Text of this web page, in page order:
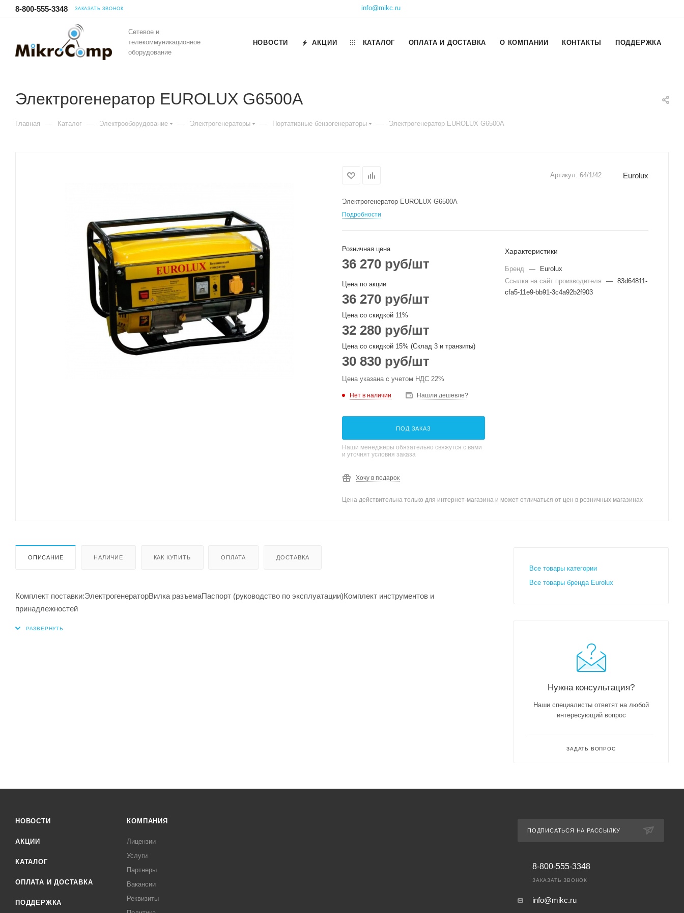
8-800-555-3348 ЗАКАЗАТЬ ЗВОНОК info@mikc.ru
Сетевое и
телекоммуникационное
оборудование
НОВОСТИ АКЦИИ КАТАЛОГ ОПЛАТА И ДОСТАВКА О КОМПАНИИ КОНТАКТЫ ПОДДЕРЖКА
Электрогенератор EUROLUX G6500A
Главная — Каталог — Электрооборудование — Электрогенераторы — Портативные бензогенераторы — Электрогенератор EUROLUX G6500A
Артикул: 64/1/42 Eurolux
Электрогенератор EUROLUX G6500A
Подробности
Розничная цена
36 270 руб/шт
Цена по акции
36 270 руб/шт
Цена со скидкой 11%
32 280 руб/шт
Цена со скидкой 15% (Склад 3 и транзиты)
30 830 руб/шт
Цена указана с учетом НДС 22%
Нет в наличии Нашли дешевле?
ПОД ЗАКАЗ
Наши менеджеры обязательно свяжутся с вами
и уточнят условия заказа
Хочу в подарок
Характеристики
Бренд —
Eurolux
Ссылка на сайт производителя
— 83d64811-
cfa5-11e9-bb91-3c4a92b2f903
Цена действительна только для интернет-магазина и может отличаться от цен в розничных магазинах
ОПИСАНИЕ НАЛИЧИЕ КАК КУПИТЬ ОПЛАТА ДОСТАВКА
Комплект поставки:ЭлектрогенераторВилка разъемаПаспорт (руководство по эксплуатации)Комплект инструментов и
принадлежностей
Все товары категории
Все товары бренда Eurolux
Нужна консультация?
Наши специалисты ответят на любой
интересующий вопрос
ЗАДАТЬ ВОПРОС
НОВОСТИ
АКЦИИ
КАТАЛОГ
ОПЛАТА И ДОСТАВКА
ПОДДЕРЖКА
КОМПАНИЯ
Лицензии
Услуги
Партнеры
Вакансии
Реквизиты
ПОДПИСАТЬСЯ НА РАССЫЛКУ
8-800-555-3348
ЗАКАЗАТЬ ЗВОНОК
info@mikc.ru